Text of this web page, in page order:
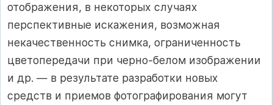
отображения, в некоторых случаях
перспективные искажения, возможная
некачественность снимка, ограниченность
цветопередачи при черно-белом изображении
и др. — в результате разработки новых
средств и приемов фотографирования могут